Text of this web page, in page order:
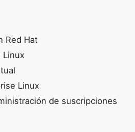
Red Hat
Linux
Linux
de suscripciones